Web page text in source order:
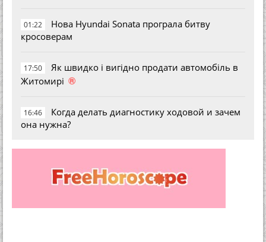
01:22
Нова Hyundai Sonata програла битву
кросоверам
17:50
Як швидко і вигідно продати автомобіль в
Житомирі ®
16:46
Когда делать диагностику ходовой и зачем
она нужна?